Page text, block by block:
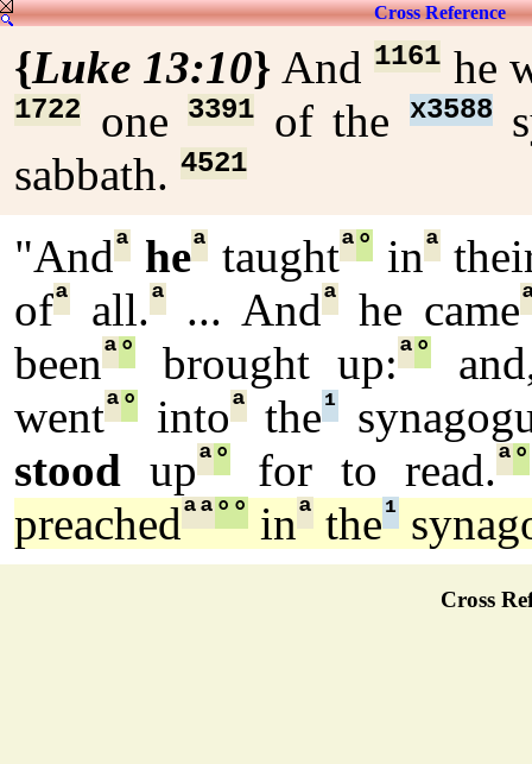
Cross Reference
{Luke 13:10} And 1161 he
1722 one 3391 of the x3588
sabbath. 4521
"Andª heªtaughtª°inª
ofª all.ª... Andªhe came
beenª° brought up:ª°
wentª° intoªthe¹
stood upª°for to read.ª°
preachedªª° ° inª the¹
Cross